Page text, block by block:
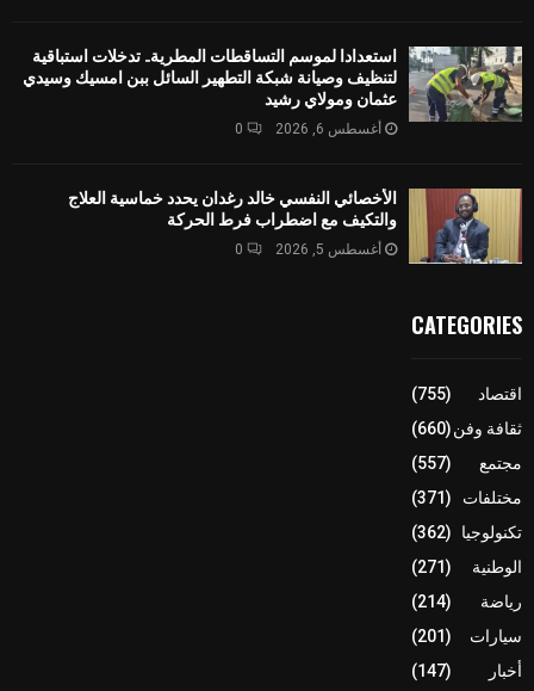
استعدادا لموسم التساقطات المطرية.. تدخلات استباقية
لتنظيف وصيانة شبكة التطهير السائل ببن امسيك وسيدي
عثمان ومولاي رشيد
أغسطس 6, 2026 0
الأخصائي النفسي خالد رغدان يحدد خماسية العلاج
والتكيف مع اضطراب فرط الحركة
أغسطس 5, 2026 0
CATEGORIES
اقتصاد
(755)
ثقافة وفن(660)
مجتمع
(557)
مختلفات
(371)
تكنولوجيا
(362)
الوطنية
(271)
رياضة
(214)
سيارات
(201)
أخبار
(147)